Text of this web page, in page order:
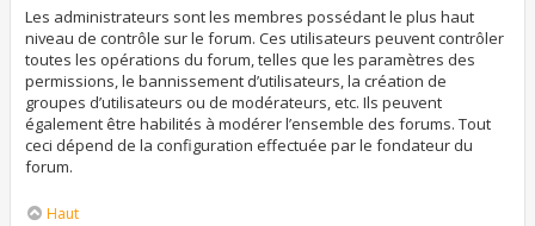
Les administrateurs sont les membres possédant le plus haut
niveau de contrôle sur le forum. Ces utilisateurs peuvent contrôler
toutes les opérations du forum, telles que les paramètres des
permissions, le bannissement d’utilisateurs, la création de
groupes d’utilisateurs ou de modérateurs, etc. Ils peuvent
également être habilités à modérer l’ensemble des forums. Tout
ceci dépend de la configuration effectuée par le fondateur du
forum.
Haut